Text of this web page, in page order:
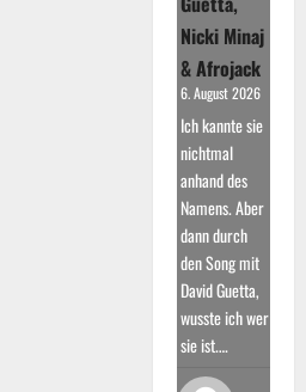
Nicki Minaj
& Afrojack
6. August 2026
Ich kannte sie
nichtmal
anhand des
Namens. Aber
dann durch
den Song mit
David Guetta,
wusste ich wer
sie ist.…